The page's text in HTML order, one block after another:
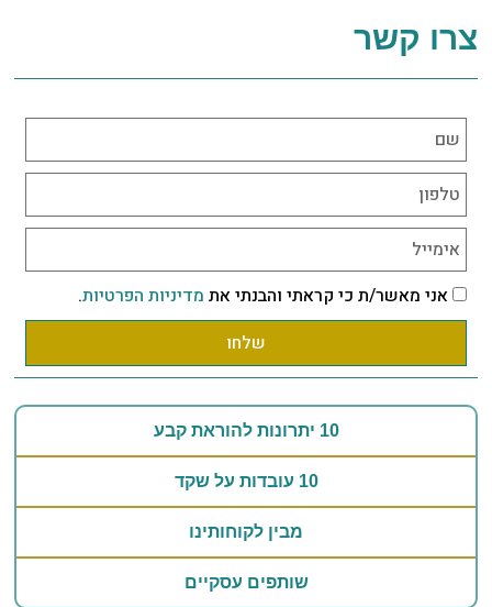
צרו קשר
אני מאשר/ת כי קראתי והבנתי את מדיניות הפרטיות.
שלחו
10 יתרונות להוראת קבע
10 עובדות על שקד
מבין לקוחותינו
שותפים עסקיים